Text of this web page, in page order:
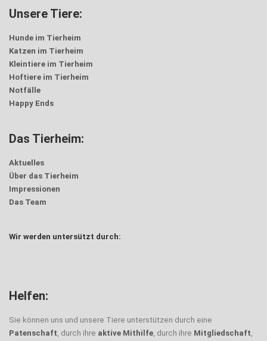
Unsere Tiere:
Hunde im Tierheim
Katzen im Tierheim
Kleintiere im Tierheim
Hoftiere im Tierheim
Notfälle
Happy Ends
Das Tierheim:
Aktuelles
Über das Tierheim
Impressionen
Das Team
Wir werden untersützt durch:
Helfen:
Sie können uns und unsere Tiere unterstützen durch eine
Patenschaft, durch ihre aktive Mithilfe, durch ihre Mitgliedschaft,